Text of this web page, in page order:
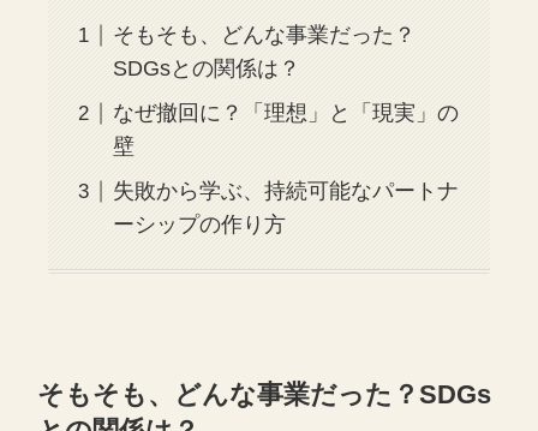
そもそも、どんな事業だった？
SDGsとの関係は？
なぜ撤回に？「理想」と「現実」の
壁
失敗から学ぶ、持続可能なパートナ
ーシップの作り方
そもそも、どんな事業だった？SDGs